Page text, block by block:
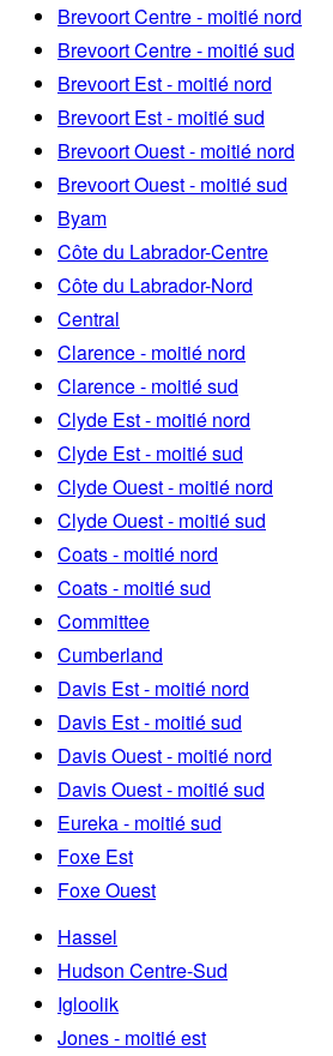
Brevoort Centre - moitié nord
Brevoort Centre - moitié sud
Brevoort Est - moitié nord
Brevoort Est - moitié sud
Brevoort Ouest - moitié nord
Brevoort Ouest - moitié sud
Byam
Côte du Labrador-Centre
Côte du Labrador-Nord
Central
Clarence - moitié nord
Clarence - moitié sud
Clyde Est - moitié nord
Clyde Est - moitié sud
Clyde Ouest - moitié nord
Clyde Ouest - moitié sud
Coats - moitié nord
Coats - moitié sud
Committee
Cumberland
Davis Est - moitié nord
Davis Est - moitié sud
Davis Ouest - moitié nord
Davis Ouest - moitié sud
Eureka - moitié sud
Foxe Est
Foxe Ouest
Hassel
Hudson Centre-Sud
Igloolik
Jones - moitié est